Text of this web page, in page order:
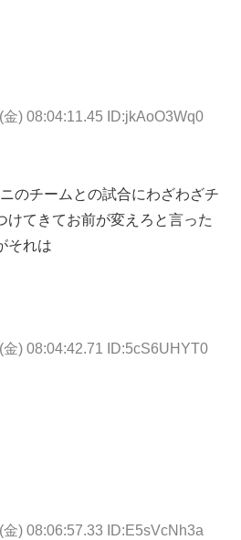
金) 08:04:11.45 ID:jkAoO3Wq0
のチームとの試合にわざわざチ
けてきてお前が変えろと言った
それは
) 08:04:42.71 ID:5cS6UHYT0
金) 08:06:57.33 ID:E5sVcNh3a